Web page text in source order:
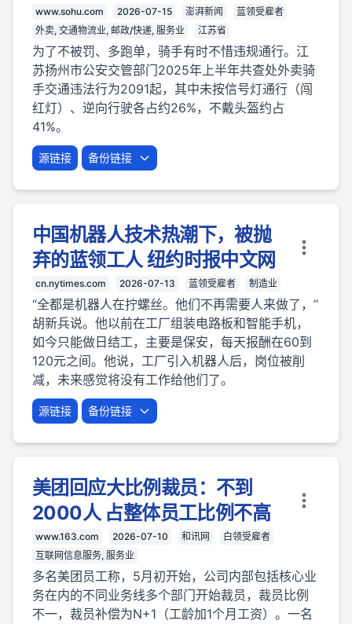
www.sohu.com 2026-07-15 澎湃新闻
蓝领受雇者
外卖, 交通物流业, 邮政/快递, 服务业
江苏省
为了不被罚、多跑单，骑手有时不惜违规通行。江
苏扬州市公安交管部门2025年上半年共查处外卖骑
手交通违法行为2091起，其中未按信号灯通行（闯
红灯）、逆向行驶各占约26%，不戴头盔约占
41%。
源链接 备份链接
中国机器人技术热潮下，被抛
弃的蓝领工人 纽约时报中文网
cn.nytimes.com 2026-07-13 蓝领受雇者 制造业
“全都是机器人在拧螺丝。他们不再需要人来做了，”
胡新兵说。他以前在工厂组装电路板和智能手机，
如今只能做日结工，主要是保安，每天报酬在60到
120元之间。他说，工厂引入机器人后，岗位被削
减，未来感觉将没有工作给他们了。
源链接 备份链接
美团回应大比例裁员：不到
2000人 占整体员工比例不高
www.163.com 2026-07-10 和讯网
白领受雇者
互联网信息服务, 服务业
多名美团员工称，5月初开始，公司内部包括核心业
务在内的不同业务线多个部门开始裁员，裁员比例
不一，裁员补偿为N+1（工龄加1个月工资）。一名